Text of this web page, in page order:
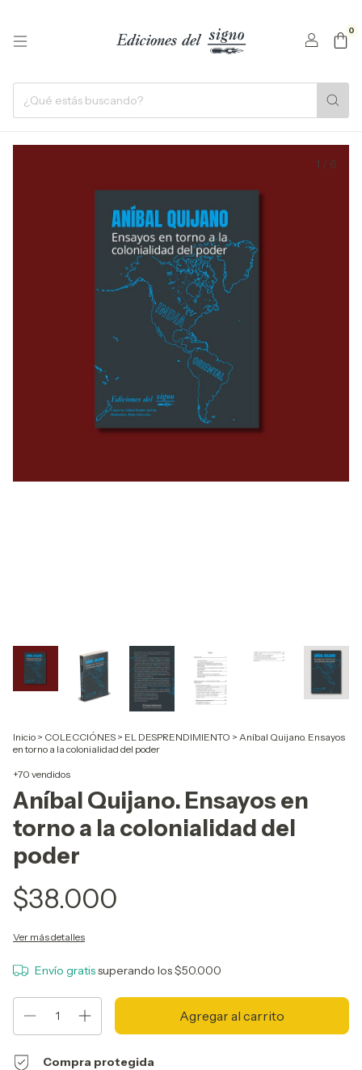
0
1 / 6
Inicio > COLECCIÓNES > EL DESPRENDIMIENTO > Aníbal Quijano. Ensayos
en torno a la colonialidad del poder
+70 vendidos
Aníbal Quijano. Ensayos en
torno a la colonialidad del
poder
$38.000
Ver más detalles
Envío gratissuperando los$50.000
Compra protegida